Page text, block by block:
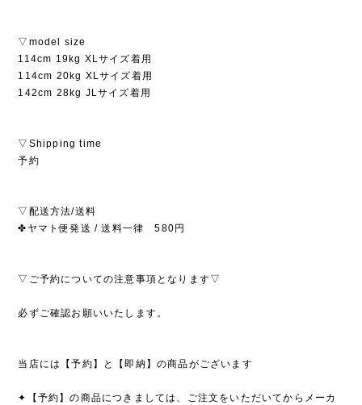
▽model size
114cm 19kg XLサイズ着用
114cm 20kg XLサイズ着用
142cm 28kg JLサイズ着用
▽Shipping time
予約
▽配送方法/送料
✤ヤマト便発送 / 送料一律 580円
▽ご予約についての注意事項となります▽
必ずご確認お願いいたします。
当店には【予約】と【即納】の商品がございます
✦【予約】の商品につきましては、ご注文をいただいてからメーカ